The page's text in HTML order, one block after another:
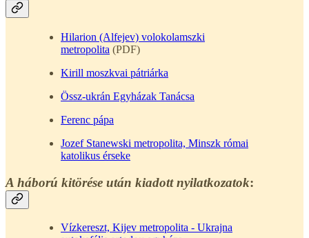
Hilarion (Alfejev) volokolamszki
metropolita (PDF)
Kirill moszkvai pátriárka
Össz-ukrán Egyházak Tanácsa
Ferenc pápa
Jozef Stanewski metropolita, Minszk római
katolikus érseke
A háború kitörése után kiadott nyilatkozatok:
Vízkereszt, Kijev metropolita - Ukrajna